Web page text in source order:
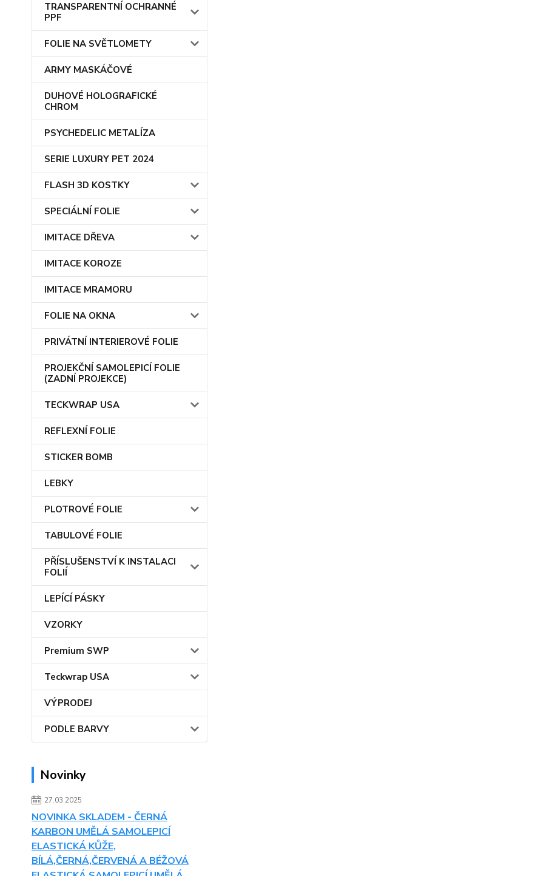
TRANSPARENTNÍ OCHRANNÉ
PPF
FOLIE NA SVĚTLOMETY
ARMY MASKÁČOVÉ
DUHOVÉ HOLOGRAFICKÉ
CHROM
PSYCHEDELIC METALÍZA
SERIE LUXURY PET 2024
FLASH 3D KOSTKY
SPECIÁLNÍ FOLIE
IMITACE DŘEVA
IMITACE KOROZE
IMITACE MRAMORU
FOLIE NA OKNA
PRIVÁTNÍ INTERIEROVÉ FOLIE
PROJEKČNÍ SAMOLEPICÍ FOLIE
(ZADNÍ PROJEKCE)
TECKWRAP USA
REFLEXNÍ FOLIE
STICKER BOMB
LEBKY
PLOTROVÉ FOLIE
TABULOVÉ FOLIE
PŘÍSLUŠENSTVÍ K INSTALACI
FOLIÍ
LEPÍCÍ PÁSKY
VZORKY
Premium SWP
Teckwrap USA
VÝPRODEJ
PODLE BARVY
Novinky
27.03.2025
NOVINKA SKLADEM - ČERNÁ
KARBON UMĚLÁ SAMOLEPICÍ
ELASTICKÁ KŮŽE,
BÍLÁ,ČERNÁ,ČERVENÁ A BÉŽOVÁ